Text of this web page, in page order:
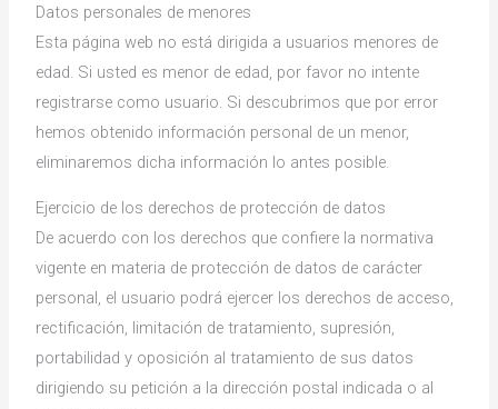
Datos personales de menores
Esta página web no está dirigida a usuarios menores de
edad. Si usted es menor de edad, por favor no intente
registrarse como usuario. Si descubrimos que por error
hemos obtenido información personal de un menor,
eliminaremos dicha información lo antes posible.
Ejercicio de los derechos de protección de datos
De acuerdo con los derechos que confiere la normativa
vigente en materia de protección de datos de carácter
personal, el usuario podrá ejercer los derechos de acceso,
rectificación, limitación de tratamiento, supresión,
portabilidad y oposición al tratamiento de sus datos
dirigiendo su petición a la dirección postal indicada o al